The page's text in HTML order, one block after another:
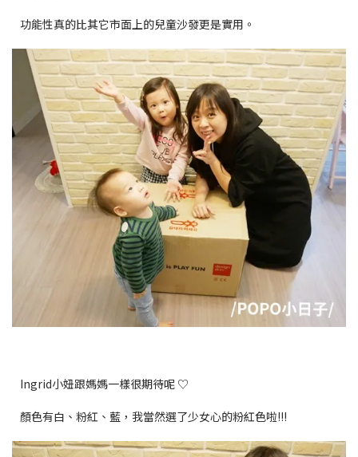
功能性真的比其它市面上的兒童沙發更是實用。
Ingrid小妞跟媽媽一樣很期待呢 ♡
顏色有白、粉紅、藍，我當然選了少女心的粉紅色啦!!!